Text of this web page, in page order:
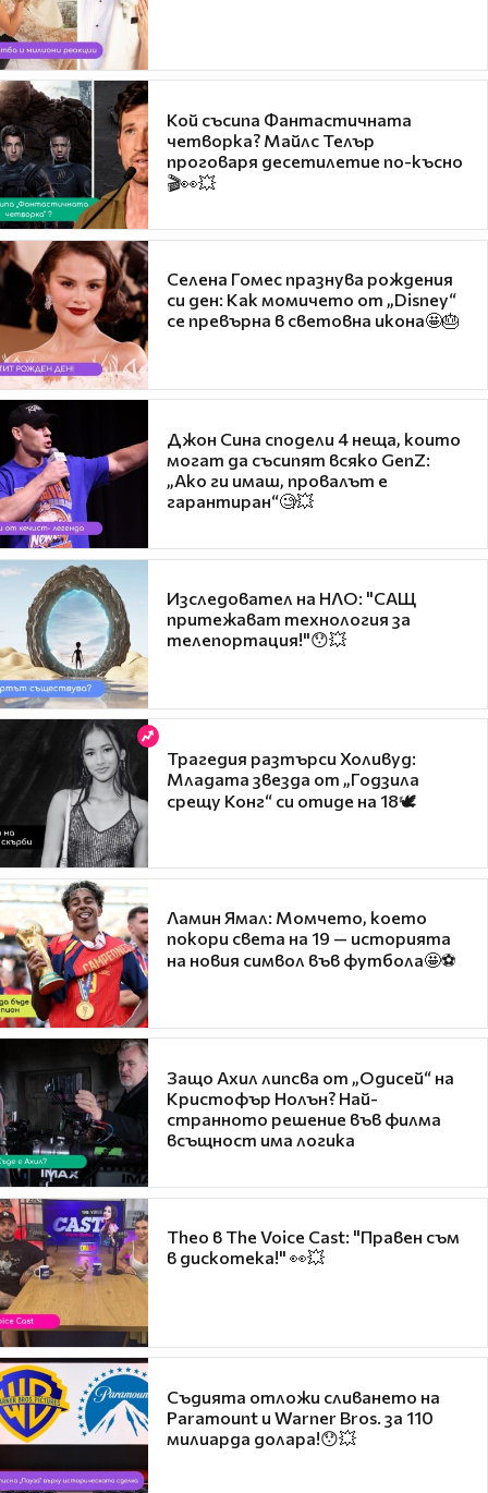
Кой съсипа Фантастичната
четворка? Майлс Телър
проговаря десетилетие по-късно
🎬👀💥
Селена Гомес празнува рождения
си ден: Как момичето от „Disney“
се превърна в световна икона🤩🎂
Джон Сина сподели 4 неща, които
могат да съсипят всяко GenZ:
„Ако ги имаш, провалът е
гарантиран“🧐💥
Изследовател на НЛО: "САЩ
притежават технология за
телепортация!"😯💥
Трагедия разтърси Холивуд:
Младата звезда от „Годзила
срещу Конг“ си отиде на 18🕊️
Ламин Ямал: Момчето, което
покори света на 19 — историята
на новия символ във футбола🤩⚽
Защо Ахил липсва от „Одисей“ на
Кристофър Нолън? Най-
странното решение във филма
всъщност има логика
Theo в The Voice Cast: "Правен съм
в дискотека!" 👀💥
Съдията отложи сливането на
Paramount и Warner Bros. за 110
милиарда долара!😯💥